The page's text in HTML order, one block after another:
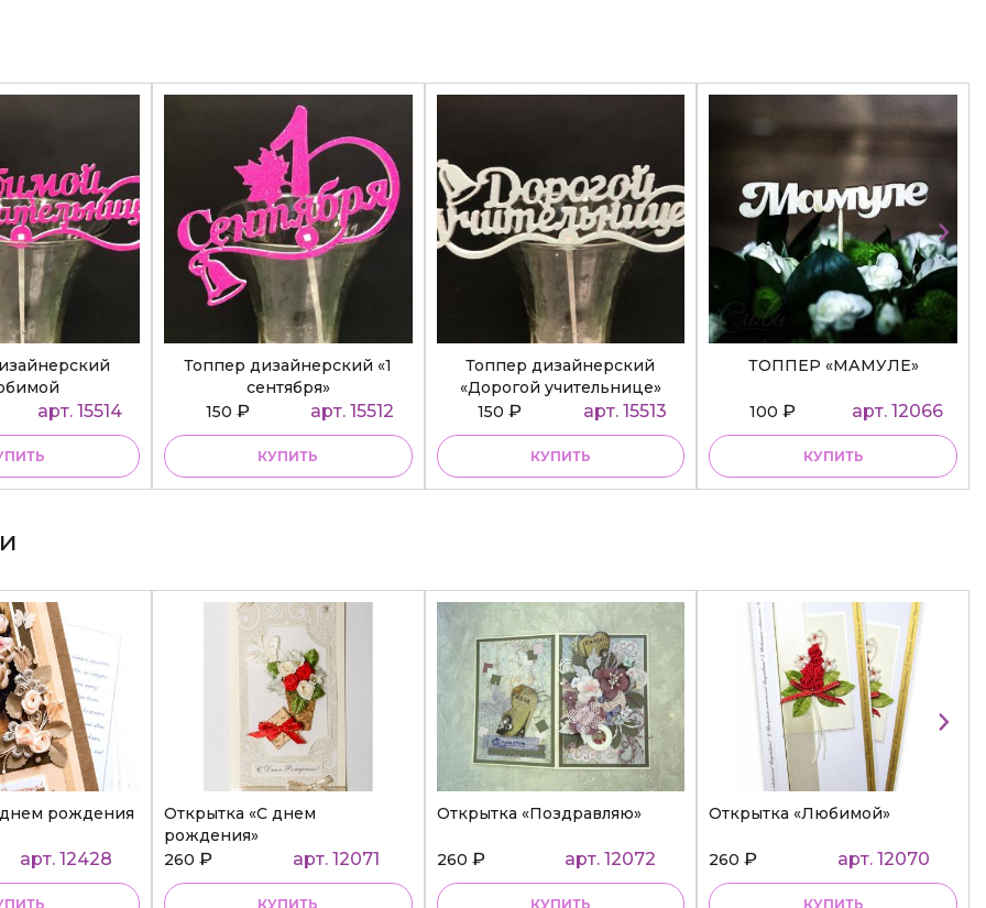
арт. 15514
Топпер дизайнерский «1
сентября»
150 ₽ арт. 15512
КУПИТЬ
Топпер дизайнерский
«Дорогой учительнице»
150₽ арт. 15513
КУПИТЬ
ТОППЕР «МАМУЛЕ»
100₽ арт. 12066
КУПИТЬ
рождения
арт. 12428
Открытка «С днем
рождения»
260 ₽ арт. 12071
КУПИТЬ
Открытка «Поздравляю»
260 ₽ арт. 12072
КУПИТЬ
Открытка «Любимой»
260₽ арт. 12070
КУПИТЬ